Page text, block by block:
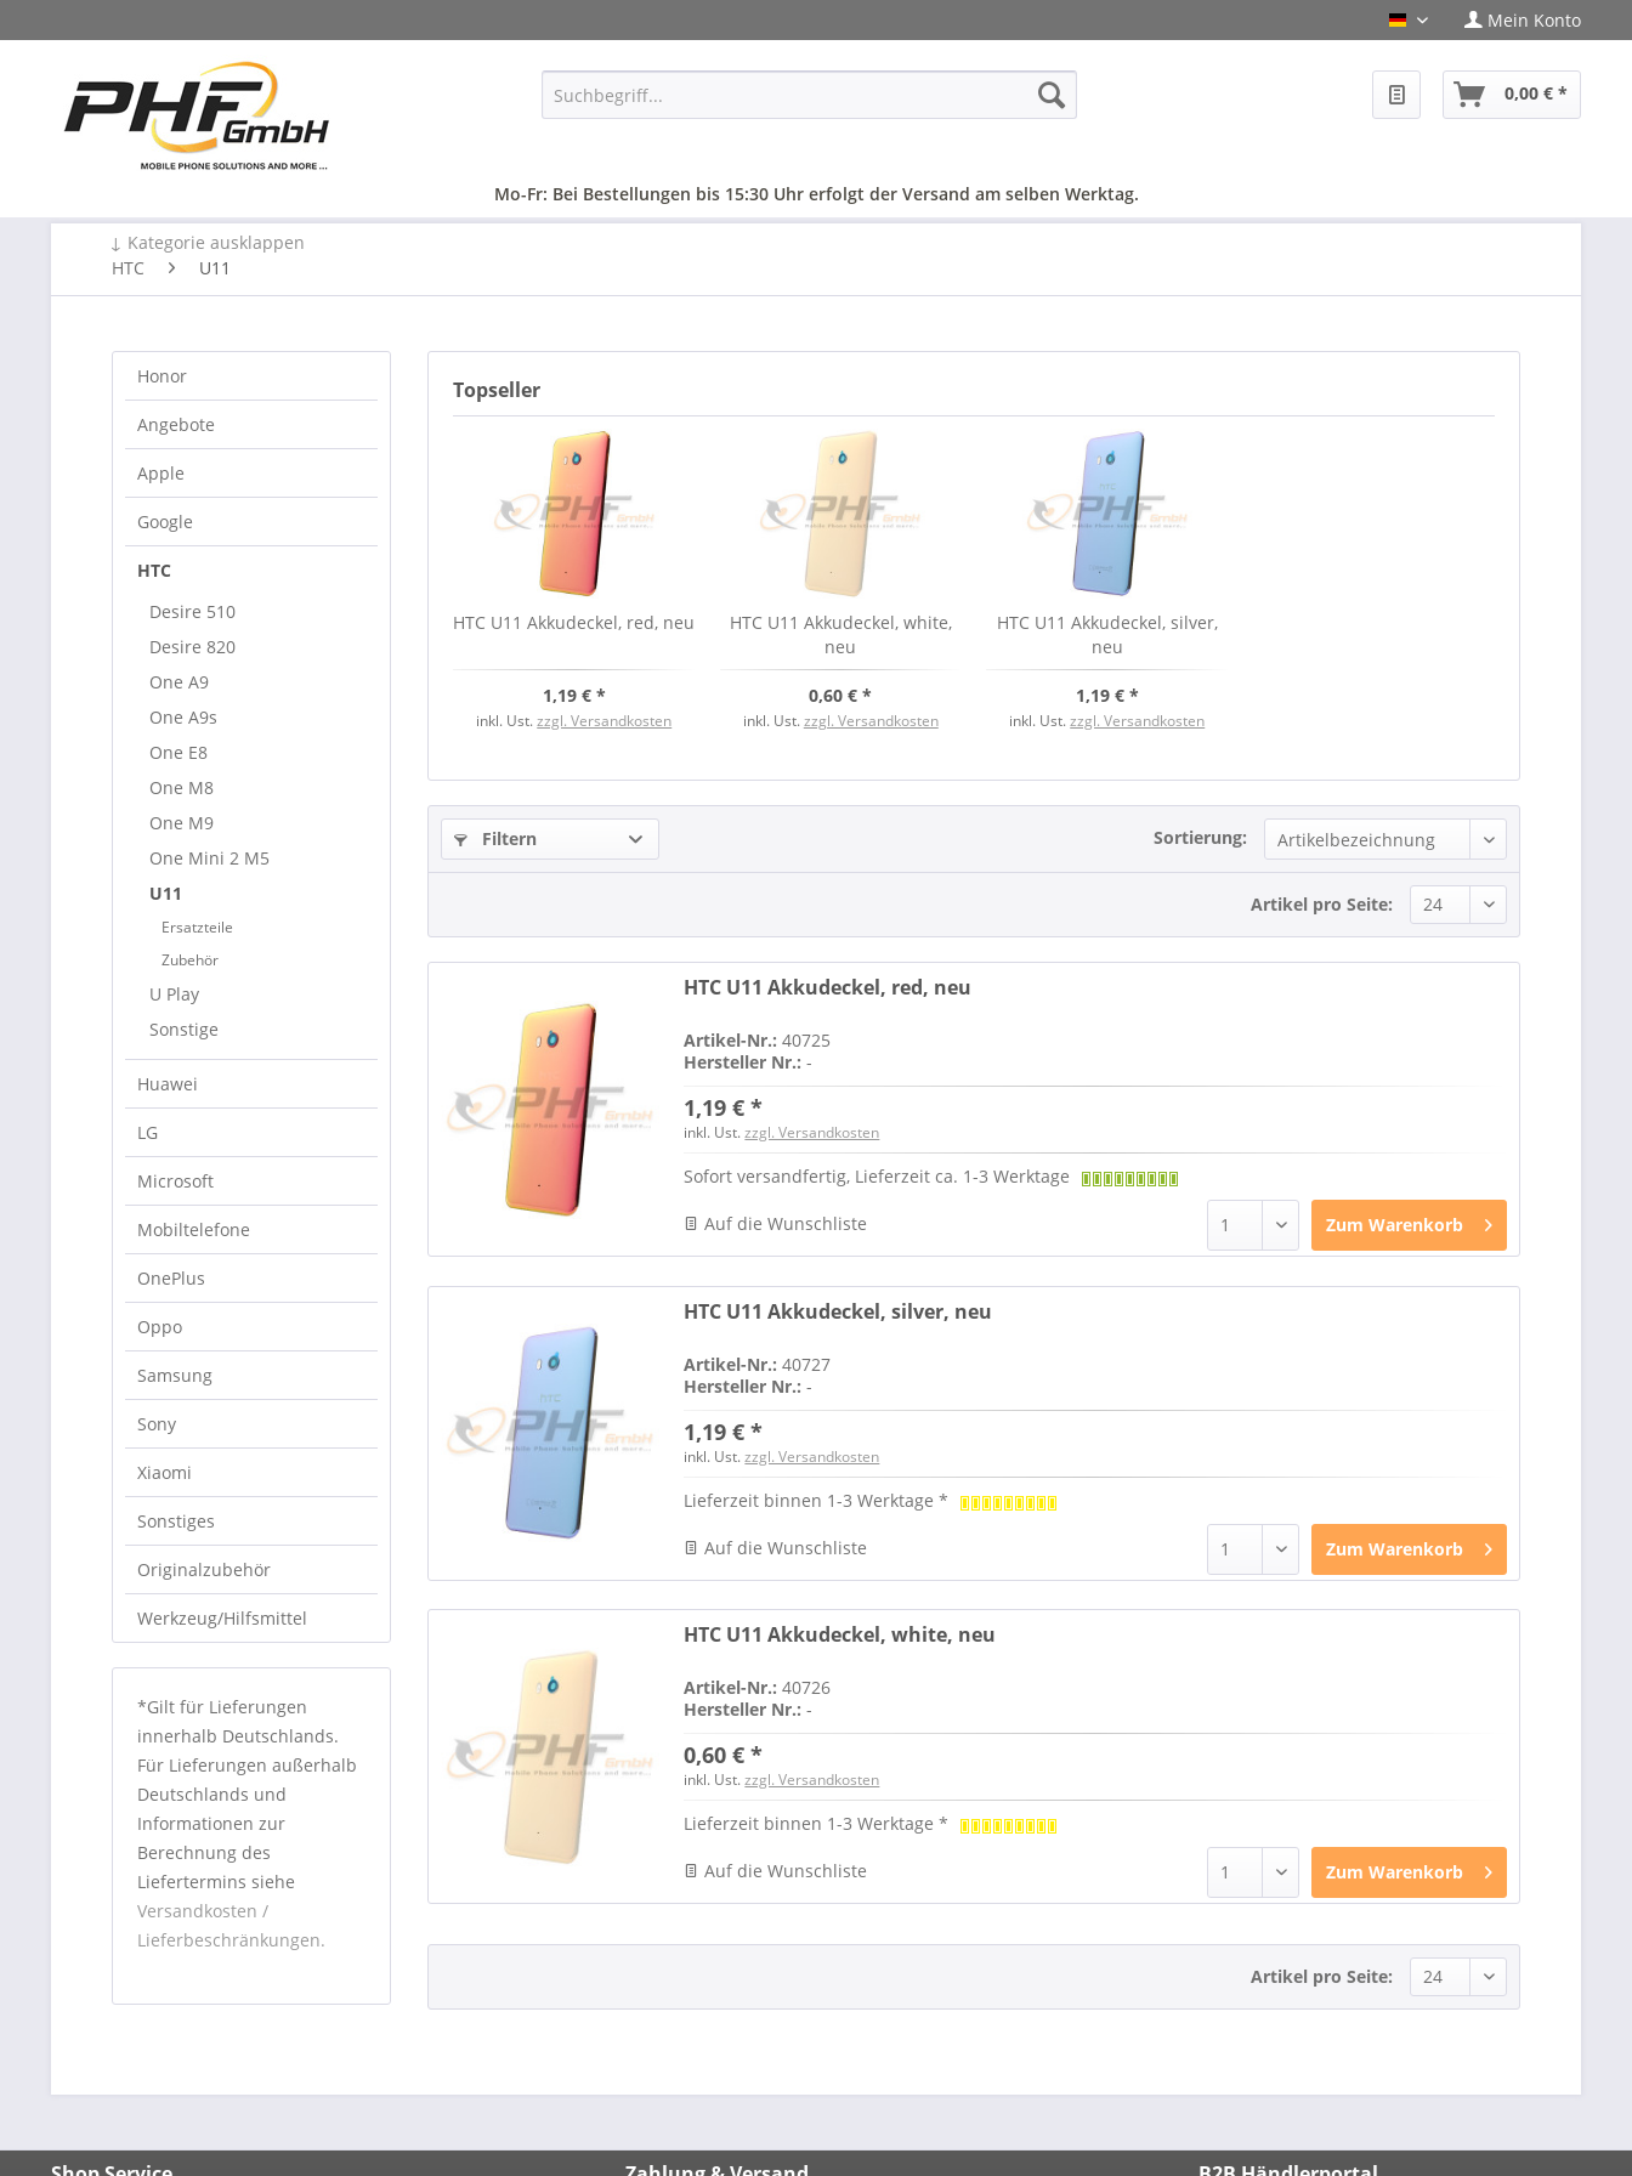
PHF-Shop Deutsch
Mein Konto
0,00 € *
Mo-Fr: Bei Bestellungen bis 15:30 Uhr erfolgt der Versand am selben Werktag.
↓ Kategorie ausklappen
HTC
U11
Honor
Angebote
Apple
Google
HTC
Desire 510
Desire 820
One A9
One A9s
One E8
One M8
One M9
One Mini 2 M5
U11
Ersatzteile
Zubehör
U Play
Sonstige
Huawei
LG
Microsoft
Mobiltelefone
OnePlus
Oppo
Samsung
Sony
Xiaomi
Sonstiges
Originalzubehör
Werkzeug/Hilfsmittel
*Gilt für Lieferungen
innerhalb Deutschlands.
Für Lieferungen außerhalb
Deutschlands und
Informationen zur
Berechnung des
Liefertermins siehe
Versandkosten /
Lieferbeschränkungen.
Topseller
HTC U11 Akkudeckel, red, neu
1,19 € *
inkl. Ust.zzgl. Versandkosten
HTC U11 Akkudeckel, white,
neu
0,60 € *
inkl. Ust.zzgl. Versandkosten
HTC U11 Akkudeckel, silver,
neu
1,19 € *
inkl. Ust.zzgl. Versandkosten
Filtern Sortierung:
Artikel pro Seite:
HTC U11 Akkudeckel, red, neu
Artikel-Nr.:40725
Hersteller Nr.:-
1,19 € *
inkl. Ust.zzgl. Versandkosten
Sofort versandfertig, Lieferzeit ca. 1-3 Werktage
Zum Warenkorb
Auf die Wunschliste
HTC U11 Akkudeckel, silver, neu
Artikel-Nr.:40727
Hersteller Nr.:-
1,19 € *
inkl. Ust.zzgl. Versandkosten
Lieferzeit binnen 1-3 Werktage *
Zum Warenkorb
Auf die Wunschliste
HTC U11 Akkudeckel, white, neu
Artikel-Nr.:40726
Hersteller Nr.:-
0,60 € *
inkl. Ust.zzgl. Versandkosten
Lieferzeit binnen 1-3 Werktage *
Zum Warenkorb
Auf die Wunschliste
Artikel pro Seite: